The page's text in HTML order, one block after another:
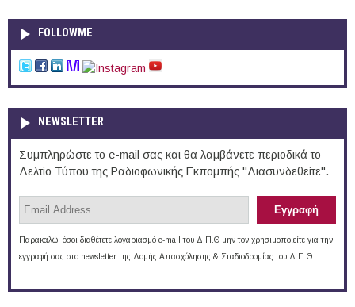
FOLLOWME
NEWSLETTER
Συμπληρώστε το e-mail σας και θα λαμβάνετε περιοδικά το
Δελτίο Τύπου της Ραδιοφωνικής Εκπομπής "Διασυνδεθείτε".
Παρακαλώ, όσοι διαθέτετε λογαριασμό e-mail του Δ.Π.Θ μην τον χρησιμοποιείτε για την
εγγραφή σας στο newsletter της Δομής Απασχόλησης & Σταδιοδρομίας του Δ.Π.Θ.